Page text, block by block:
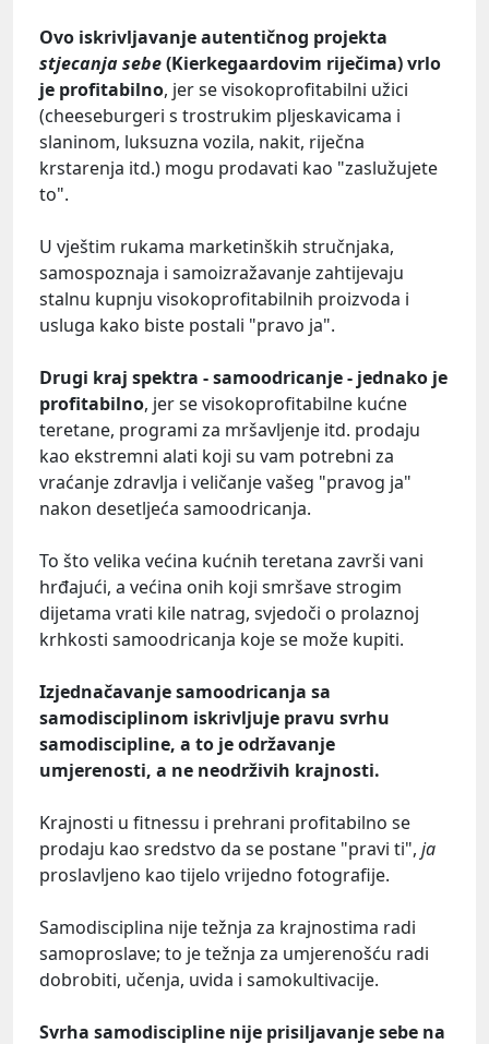
Ovo iskrivljavanje autentičnog projekta
stjecanja sebe(Kierkegaardovim riječima) vrlo
je profitabilno, jer se visokoprofitabilni užici
(cheeseburgeri s trostrukim pljeskavicama i
slaninom, luksuzna vozila, nakit, riječna
krstarenja itd.) mogu prodavati kao "zaslužujete
to".
U vještim rukama marketinških stručnjaka,
samospoznaja i samoizražavanje zahtijevaju
stalnu kupnju visokoprofitabilnih proizvoda i
usluga kako biste postali "pravo ja".
Drugi kraj spektra - samoodricanje - jednako je
profitabilno, jer se visokoprofitabilne kućne
teretane, programi za mršavljenje itd. prodaju
kao ekstremni alati koji su vam potrebni za
vraćanje zdravlja i veličanje vašeg "pravog ja"
nakon desetljeća samoodricanja.
To što velika većina kućnih teretana završi vani
hrđajući, a većina onih koji smršave strogim
dijetama vrati kile natrag, svjedoči o prolaznoj
krhkosti samoodricanja koje se može kupiti.
Izjednačavanje samoodricanja sa
samodisciplinom iskrivljuje pravu svrhu
samodiscipline, a to je održavanje
umjerenosti, a ne neodrživih krajnosti.
Krajnosti u fitnessu i prehrani profitabilno se
prodaju kao sredstvo da se postane "pravi ti", ja
proslavljeno kao tijelo vrijedno fotografije.
Samodisciplina nije težnja za krajnostima radi
samoproslave; to je težnja za umjerenošću radi
dobrobiti, učenja, uvida i samokultivacije.
Svrha samodiscipline nije prisiljavanje sebe na